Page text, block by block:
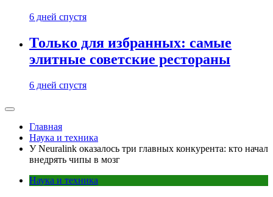
6 дней спустя
Только для избранных: самые
элитные советские рестораны
6 дней спустя
Главная
Наука и техника
У Neuralink оказалось три главных конкурента: кто начал
внедрять чипы в мозг
Наука и техника